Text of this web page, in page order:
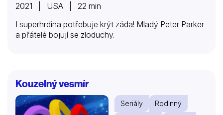
2021 | USA | 22 min
I superhrdina potřebuje krýt záda! Mladý Peter Parker
a přátelé bojují se zloduchy.
Kouzelný vesmír
Seriály
Rodinný